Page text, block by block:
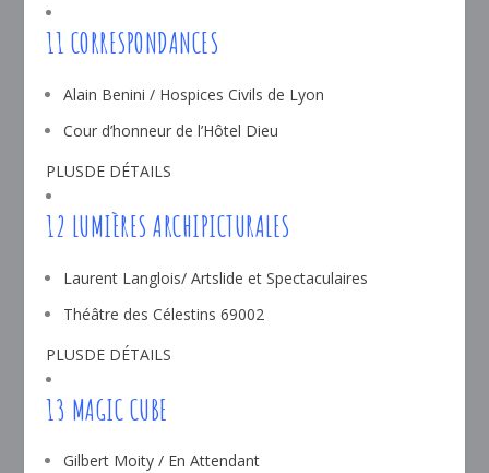
11 CORRESPONDANCES
Alain Benini / Hospices Civils de Lyon
Cour d’honneur de l’Hôtel Dieu
PLUSDE DÉTAILS
12 LUMIÈRES ARCHIPICTURALES
Laurent Langlois/ Artslide et Spectaculaires
Théâtre des Célestins 69002
PLUSDE DÉTAILS
13 MAGIC CUBE
Gilbert Moity / En Attendant